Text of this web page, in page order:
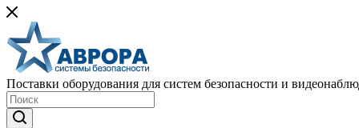
Поставки оборудования для систем безопасности и